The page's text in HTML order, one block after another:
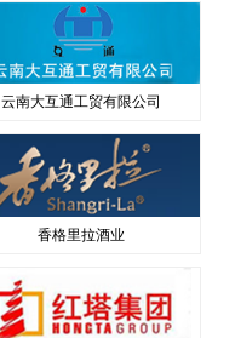
云南大互通工贸有限公司
香格里拉酒业